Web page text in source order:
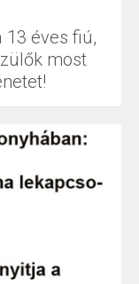
éves fiú,
most